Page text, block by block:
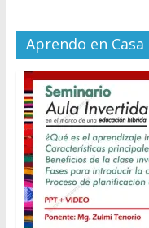
Aprendo en Casa